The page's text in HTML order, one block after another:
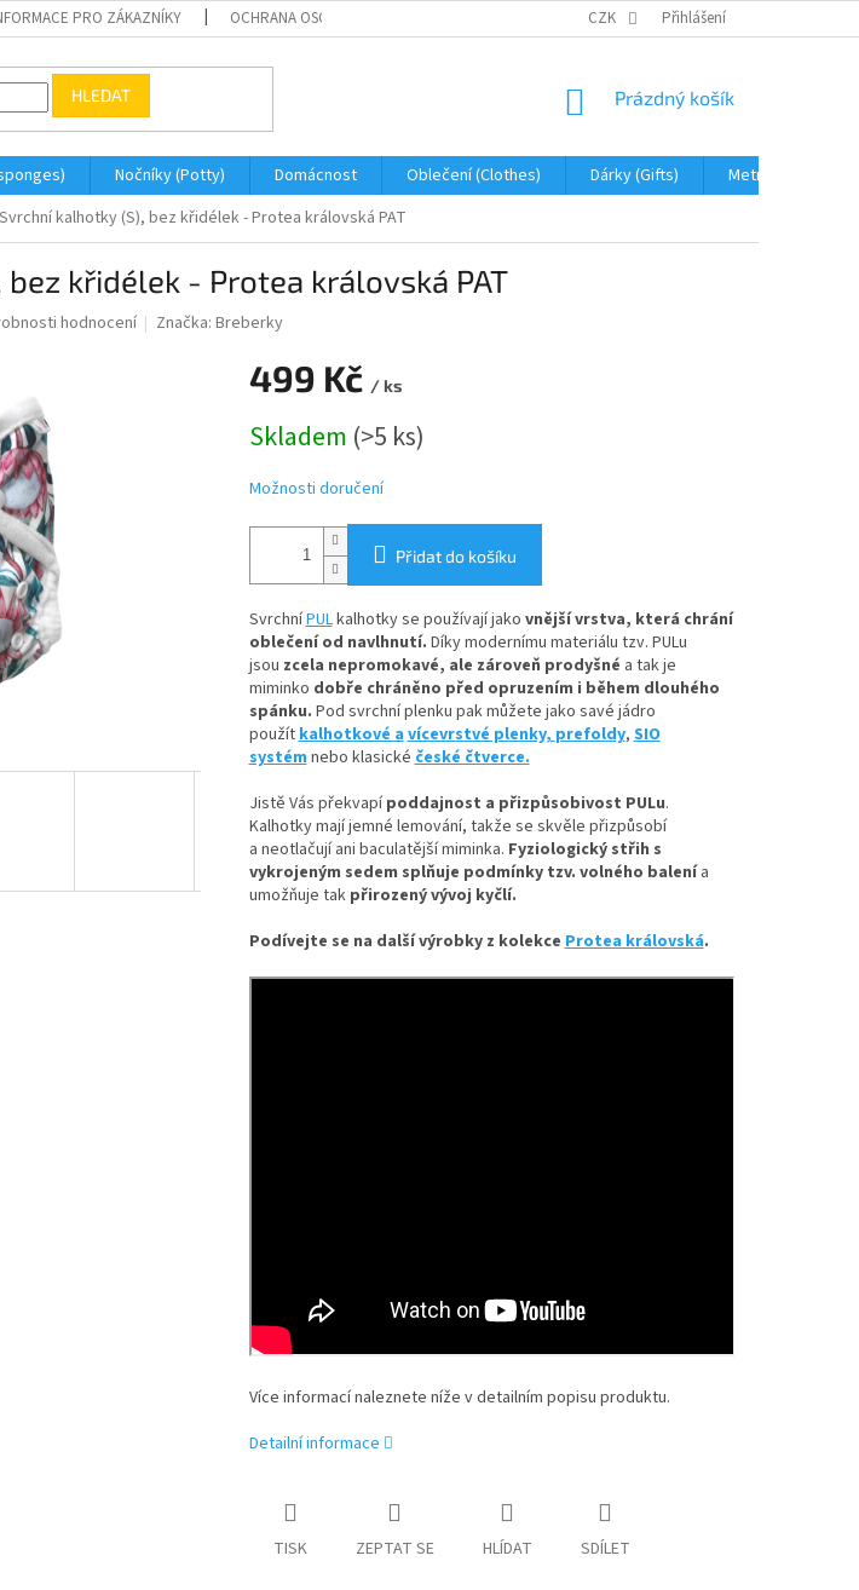
PRO ZÁKAZNÍKY OCHRANA OSOBNÍCH ÚDAJŮ JAK NA REKLAMACI A VRÁCENÍ ZBOŽÍ
CZK Přihlášení
HLEDAT
NÁKUPNÍ
Prázdný košík
Nočníky (Potty) Domácnost Oblečení (Clothes) Dárky (Gifts)
Metráž (fabric)
Svrchní kalhotky (S), bez křidélek - Protea královská PAT
křidélek - Protea královská PAT
hodnocení Značka:Breberky
499 Kč / ks
cena:
Skladem (>5 ks)
Možnosti doručení
Přidat do košíku
SvrchníPULkalhotky se používají jako vnější vrstva, která chrání
oblečení od navlhnutí. Díkymodernímu materiálu tzv. PULu
jsou zcela nepromokavé, ale zároveň prodyšné a tak je
miminko dobře chráněno před opruzením i během dlouhého
spánku. Pod svrchní plenku pak můžete jako savé jádro
použítkalhotkové avícevrstvé plenky,prefoldy,SIO
systémnebo klasickéčeské čtverce.
Jistě Vás překvapípoddajnost a přizpůsobivost PULu.
Kalhotky mají jemné lemování, takže se skvěle přizpůsobí
a neotlačují ani baculatější miminka. Fyziologický střih s
vykrojeným sedem splňuje podmínky tzv. volného balenía
umožňuje tak přirozený vývoj kyčlí.
Podívejte se na další výrobky z kolekceProtea královská.
Více informací naleznete níže v detailním popisu produktu.
Detailní informace
TISK ZEPTAT SE HLÍDAT SDÍLET